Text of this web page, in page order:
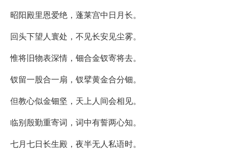
昭阳殿里恩爱绝，蓬莱宫中日月长。
回头下望人寰处，不见长安见尘雾。
惟将旧物表深情，钿合金钗寄将去。
钗留一股合一扇，钗擘黄金合分钿。
但教心似金钿坚，天上人间会相见。
临别殷勤重寄词，词中有誓两心知。
七月七日长生殿，夜半无人私语时。